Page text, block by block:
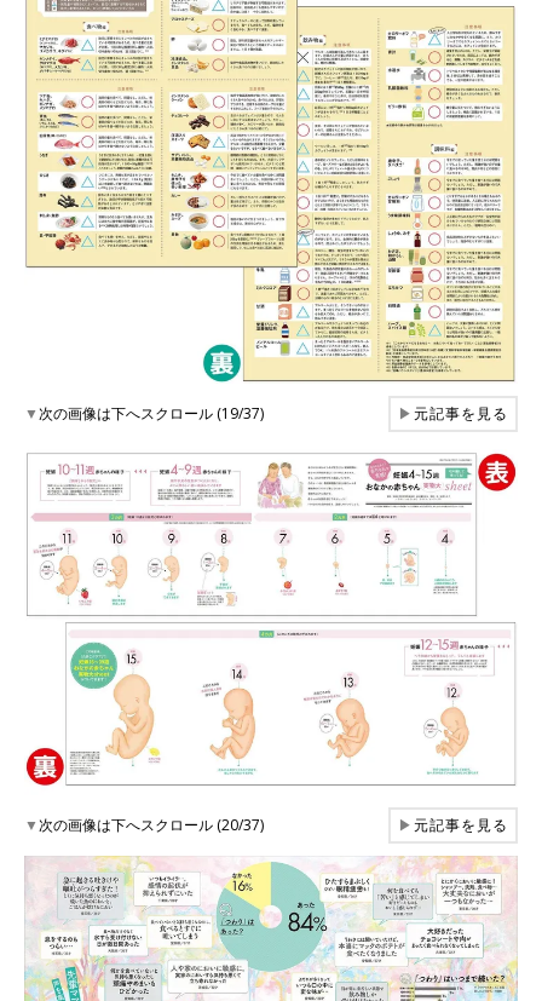
▼次の画像は下へスクロール (19/37) ▶元記事を見る
▼次の画像は下へスクロール (20/37) ▶元記事を見る